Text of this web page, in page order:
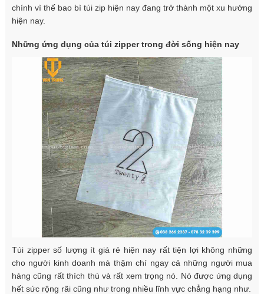
chính vì thế bao bì túi zip hiện nay đang trở thành một xu hướng
hiện nay.
Những ứng dụng của túi zipper trong đời sống hiện nay
Túi zipper số lượng ít giá rẻ hiện nay rất tiện lợi không những
cho người kinh doanh mà thậm chí ngay cả những người mua
hàng cũng rất thích thú và rất xem trọng nó. Nó được ứng dụng
hết sức rộng rãi cũng như trong nhiều lĩnh vực chẳng hạng như.